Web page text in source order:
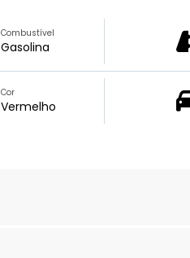
Combustível
Gasolina
Cor
Vermelho